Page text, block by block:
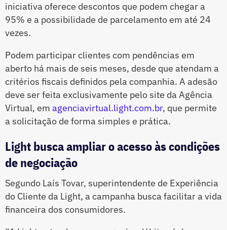
iniciativa oferece descontos que podem chegar a
95% e a possibilidade de parcelamento em até 24
vezes.
Podem participar clientes com pendências em
aberto há mais de seis meses, desde que atendam a
critérios fiscais definidos pela companhia. A adesão
deve ser feita exclusivamente pelo site da Agência
Virtual, em agenciavirtual.light.com.br, que permite
a solicitação de forma simples e prática.
Light busca ampliar o acesso às condições
de negociação
Segundo Laís Tovar, superintendente de Experiência
do Cliente da Light, a campanha busca facilitar a vida
financeira dos consumidores.